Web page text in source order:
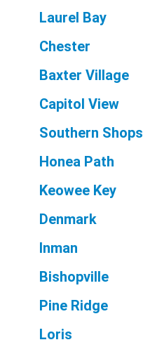
Laurel Bay
Chester
Baxter Village
Capitol View
Southern Shops
Honea Path
Keowee Key
Denmark
Inman
Bishopville
Pine Ridge
Loris